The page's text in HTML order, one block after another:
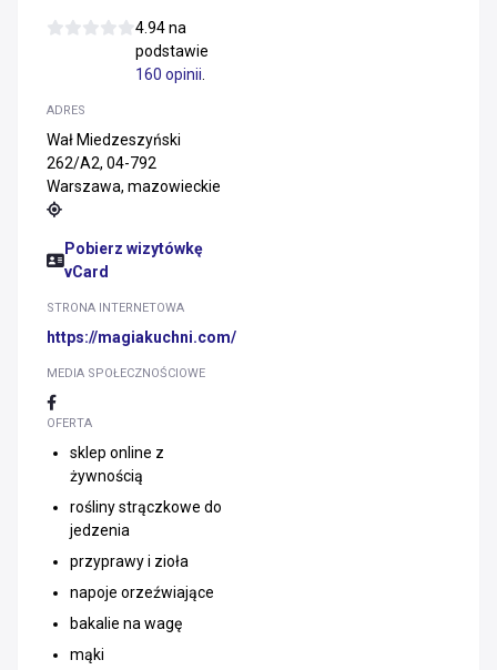
4.94 na
podstawie
160 opinii
ADRES
Wał Miedzeszyński
262/A2, 04-792
Warszawa, mazowieckie
Pobierz wizytówkę
vCard
STRONA INTERNETOWA
https://magiakuchni.com/
MEDIA SPOŁECZNOŚCIOWE
OFERTA
sklep online z
żywnością
rośliny strączkowe do
jedzenia
przyprawy i zioła
napoje orzeźwiające
bakalie na wagę
mąki